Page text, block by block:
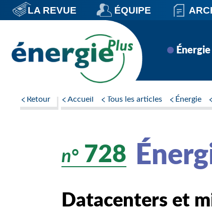
Navigation
principale
LA REVUE ÉQUIPE
Énergie
Retour Accueil Tous les articles Énergie
n° 728
Datacenters et